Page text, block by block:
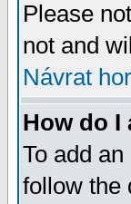
Please
not and
Návrat
How do I
To add
follow the